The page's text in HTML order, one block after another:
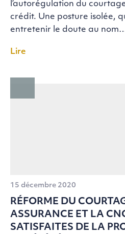
l’autorégulation du
crédit. Une posture isolée,
entretenir le doute au
Lire
15 décembre 2020
RÉFORME DU
ASSURANCE ET LA
SATISFAITES DE LA